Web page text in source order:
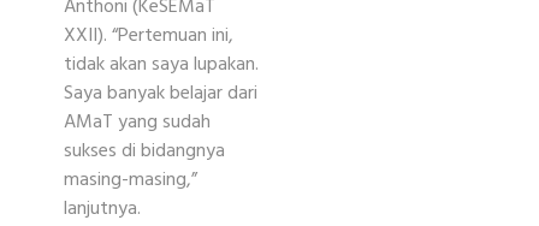
Anthoni (KeSEMaT
XXII). “Pertemuan ini,
tidak akan saya lupakan.
Saya banyak belajar dari
AMaT yang sudah
sukses di bidangnya
masing-masing,”
lanjutnya.